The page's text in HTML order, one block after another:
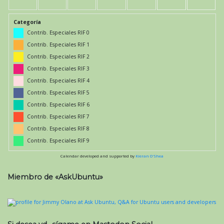
Categoría
Contrib. Especiales RIF 0
Contrib. Especiales RIF 1
Contrib. Especiales RIF 2
Contrib. Especiales RIF 3
Contrib. Especiales RIF 4
Contrib. Especiales RIF 5
Contrib. Especiales RIF 6
Contrib. Especiales RIF 7
Contrib. Especiales RIF 8
Contrib. Especiales RIF 9
Calendar developed and supported by Kieran O'Shea
Miembro de «AskUbuntu»